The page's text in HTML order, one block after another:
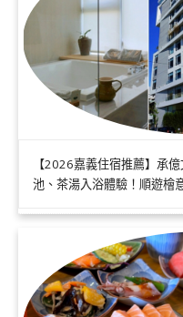
【2026嘉義住宿推薦】承
池、茶湯入浴體驗！順遊檜